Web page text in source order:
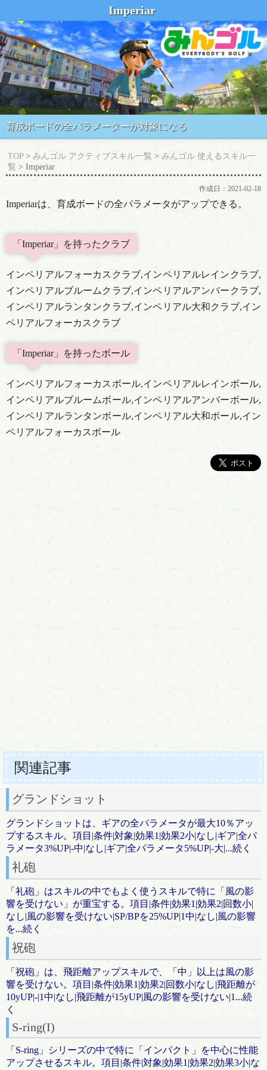
Imperiar
育成ボードの全パラメーターが対象になる
TOP > みんゴル アクティブスキル一覧 > みんゴル 使えるスキル一
覧 > Imperiar
作成日： 2021-02-18
Imperiarは、育成ボードの全パラメータがアップできる。
「Imperiar」を持ったクラブ
インペリアルフォーカスクラブ,インペリアルレインクラブ,
インペリアルブルームクラブ,インペリアルアンバークラブ,
インペリアルランタンクラブ,インペリアル大和クラブ,イン
ペリアルフォーカスクラブ
「Imperiar」を持ったボール
インペリアルフォーカスボール,インペリアルレインボール,
インペリアルブルームボール,インペリアルアンバーボール,
インペリアルランタンボール,インペリアル大和ボール,イン
ペリアルフォーカスボール
関連記事
グランドショット
グランドショットは、ギアの全パラメータが最大10％アッ
プするスキル。項目|条件|対象|効果1|効果2小|なし|ギア|全パ
ラメータ3%UP|-中|なし|ギア|全パラメータ5%UP|-大|...続く
礼砲
「礼砲」はスキルの中でもよく使うスキルで特に「風の影
響を受けない」が重宝する。項目|条件|効果1|効果2|回数小|
なし|風の影響を受けない|SP/BPを25%UP|1中|なし|風の影響
を...続く
祝砲
「祝砲」は、飛距離アップスキルで、「中」以上は風の影
響を受けない。項目|条件|効果1|効果2|回数小|なし|飛距離が
10yUP|-|1中|なし|飛距離が15yUP|風の影響を受けない|1...続
く
S-ring(I)
「S-ring」シリーズの中で特に「インパクト」を中心に性能
アップさせるスキル。項目|条件|対象|効果1|効果2|効果3小|な